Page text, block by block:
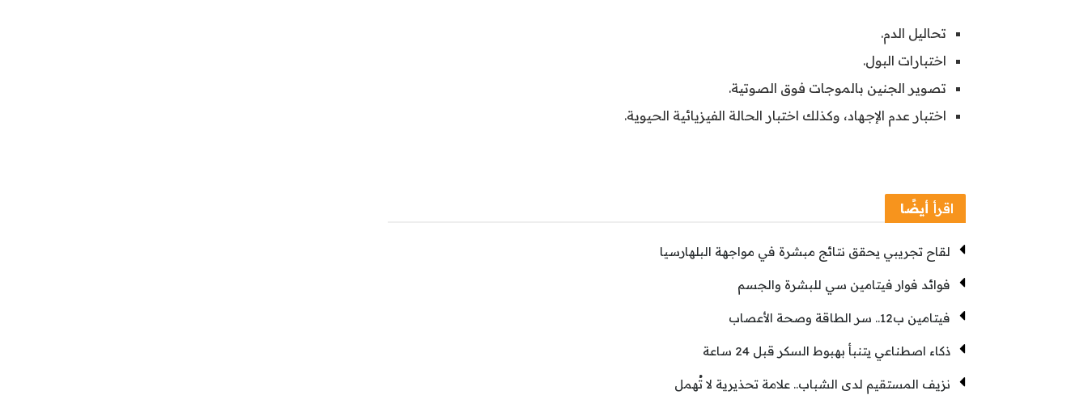
تحاليل الدم.
اختبارات البول.
تصوير الجنين بالموجات فوق الصوتية.
اختبار عدم الإجهاد، وكذلك اختبار الحالة الفيزيائية الحيوية.
اقرأ أيضًا
لقاح تجريبي يحقق نتائج مبشرة في مواجهة البلهارسيا
فوائد فوار فيتامين سي للبشرة والجسم
فيتامين ب12.. سر الطاقة وصحة الأعصاب
ذكاء اصطناعي يتنبأ بهبوط السكر قبل 24 ساعة
نزيف المستقيم لدى الشباب.. علامة تحذيرية لا تُهمل